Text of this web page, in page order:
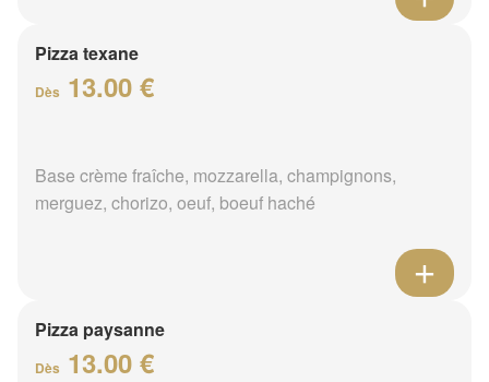
Pizza texane
Dès 13.00 €
Base crème fraîche, mozzarella, champignons,
merguez, chorizo, oeuf, boeuf haché
Pizza paysanne
Dès 13.00 €